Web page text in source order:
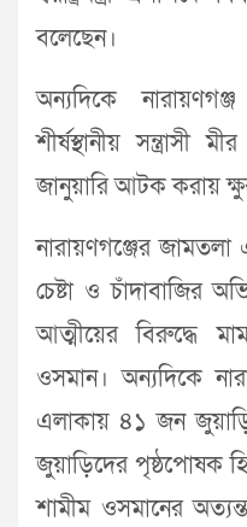
বলেছেন।
অন্যদিকে
শীর্ষস্থানীয়
জানুয়ারি আটক করায়
নারায়ণগঞ্জের
চেষ্টা ও চাঁদাবাজির
আত্মীয়ের বিরুদ্ধে
ওসমান। অন্যদিকে
এলাকায় ৪১ জন
জুয়াড়িদের পৃষ্ঠপোষক
শামীম ওসমানের